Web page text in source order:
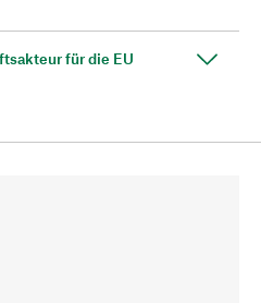
für die EU